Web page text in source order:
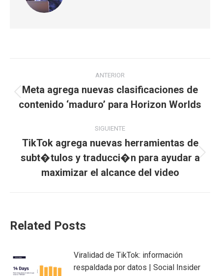
Navegación
entre
publicaciones
ANTERIOR
anterior:
Meta agrega nuevas clasificaciones de
contenido ‘maduro’ para Horizon Worlds
SIGUIENTE
Publicación
siguiente:
TikTok agrega nuevas herramientas de
subt�tulos y traducci�n para ayudar a
maximizar el alcance del video
Related Posts
Viralidad de TikTok: información
respaldada por datos | Social Insider